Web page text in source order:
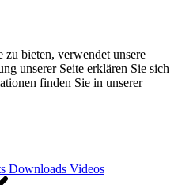
bieten, verwendet unsere
unserer Seite erklären Sie sich
finden Sie in unserer
Downloads Videos